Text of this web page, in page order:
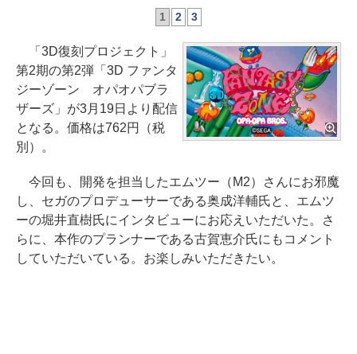
1 2 3
「3D復刻プロジェクト」
第2期の第2弾「3D ファンタ
ジーゾーン オパオパブラ
ザーズ」が3月19日より配信
となる。価格は762円（税
別）。
今回も、開発を担当したエムツー（M2）さんにお邪魔
し、セガのプロデューサーである奥成洋輔氏と、エムツ
ーの堀井直樹氏にインタビューにお応えいただいた。さ
らに、本作のプランナーである古賀恵介氏にもコメント
していただいている。お楽しみいただきたい。